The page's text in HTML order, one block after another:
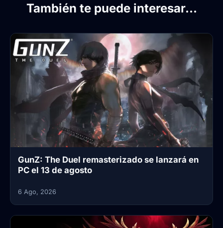
También te puede interesar...
GunZ: The Duel remasterizado se lanzará en
PC el 13 de agosto
6 Ago, 2026